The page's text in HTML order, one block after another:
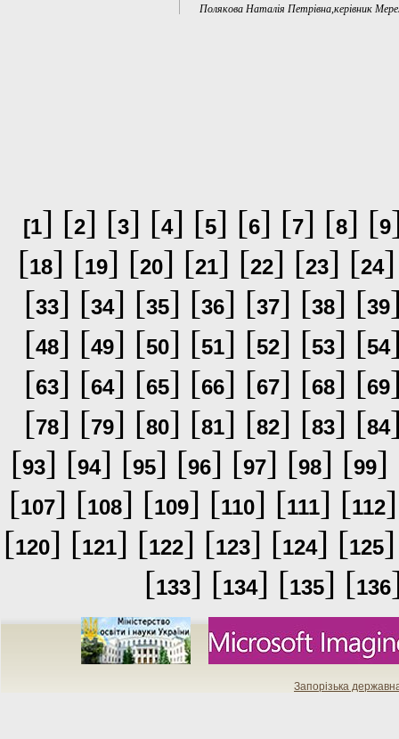
Полякова Наталія Петрівна,керівник
[1] [2] [3] [4] [5] [6] [7] [8] [9
[18] [19] [20] [21] [22] [23] [24
[33] [34] [35] [36] [37] [38] [39
[48] [49] [50] [51] [52] [53] [54
[63] [64] [65] [66] [67] [68] [69
[78] [79] [80] [81] [82] [83] [84
[93] [94] [95] [96] [97] [98] [99]
[107] [108] [109] [110] [111] [112
[120] [121] [122] [123] [124] [125
[133] [134] [135] [136
Запорізька